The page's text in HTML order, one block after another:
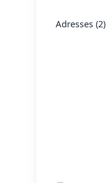
Adresses (2)